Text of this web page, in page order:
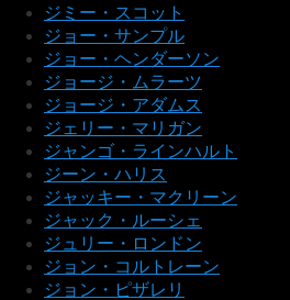
ジミー・スコット
ジョー・サンプル
ジョー・ヘンダーソン
ジョージ・ムラーツ
ジョージ・アダムス
ジェリー・マリガン
ジャンゴ・ラインハルト
ジーン・ハリス
ジャッキー・マクリーン
ジャック・ルーシェ
ジュリー・ロンドン
ジョン・コルトレーン
ジョン・ピザレリ